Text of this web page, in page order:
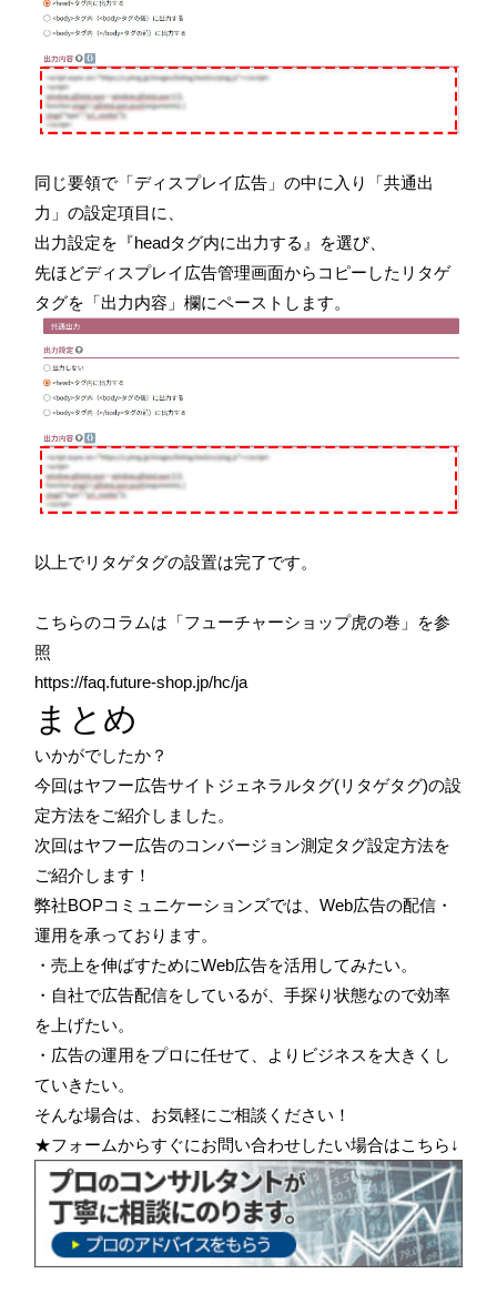
同じ要領で「ディスプレイ広告」の中に入り「共通出
力」の設定項目に、
出力設定を『headタグ内に出力する』を選び、
先ほどディスプレイ広告管理画面からコピーしたリタゲ
タグを「出力内容」欄にペーストします。
以上でリタゲタグの設置は完了です。
こちらのコラムは「フューチャーショップ虎の巻」を参
照
https://faq.future-shop.jp/hc/ja
まとめ
いかがでしたか？
今回はヤフー広告サイトジェネラルタグ(リタゲタグ)の設
定方法をご紹介しました。
次回はヤフー広告のコンバージョン測定タグ設定方法を
ご紹介します！
弊社BOPコミュニケーションズでは、Web広告の配信・
運用を承っております。
・売上を伸ばすためにWeb広告を活用してみたい。
・自社で広告配信をしているが、手探り状態なので効率
を上げたい。
・広告の運用をプロに任せて、よりビジネスを大きくし
ていきたい。
そんな場合は、お気軽にご相談ください！
★フォームからすぐにお問い合わせしたい場合はこちら↓